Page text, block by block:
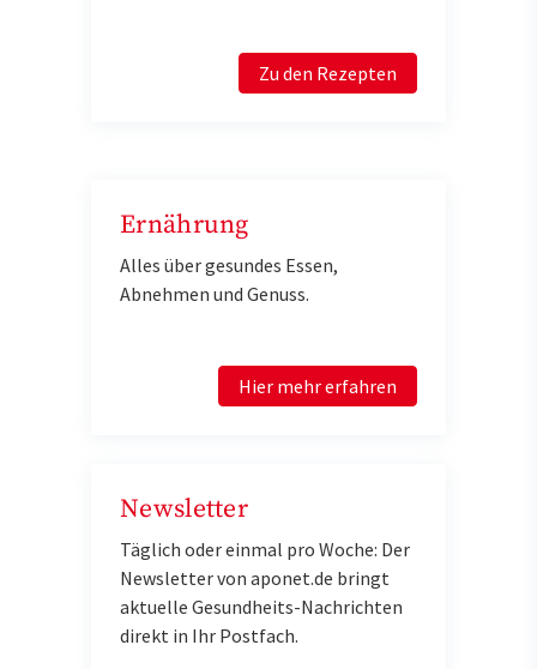
Zu den Rezepten
Ernährung
Alles über gesundes Essen,
Abnehmen und Genuss.
Hier mehr erfahren
Newsletter
Täglich oder einmal pro Woche: Der
Newsletter von aponet.de bringt
aktuelle Gesundheits-Nachrichten
direkt in Ihr Postfach.